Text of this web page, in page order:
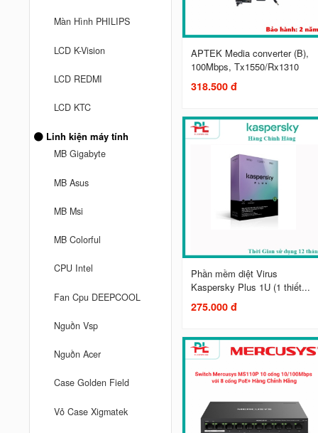
Màn Hình PHILIPS
LCD K-Vision
LCD REDMI
LCD KTC
Linh kiện máy tính
MB Gigabyte
MB Asus
MB Msi
MB Colorful
CPU Intel
Fan Cpu DEEPCOOL
Nguồn Vsp
Nguồn Acer
Case Golden Field
Vỏ Case Xigmatek
APTEK Media converter (B),
100Mbps, Tx1550/Rx1310
318.500 đ
Phần mềm diệt Virus
Kaspersky Plus 1U (1 thiết...
275.000 đ